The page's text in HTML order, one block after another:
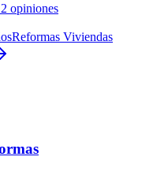
opiniones
Reformas Viviendas